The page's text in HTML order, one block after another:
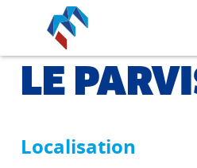
LE
Localisation